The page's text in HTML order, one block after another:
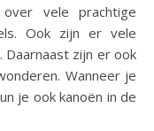
vele prachtige
Ook zijn er vele
Daarnaast zijn er ook
Wanneer je
je ook kanoën in de